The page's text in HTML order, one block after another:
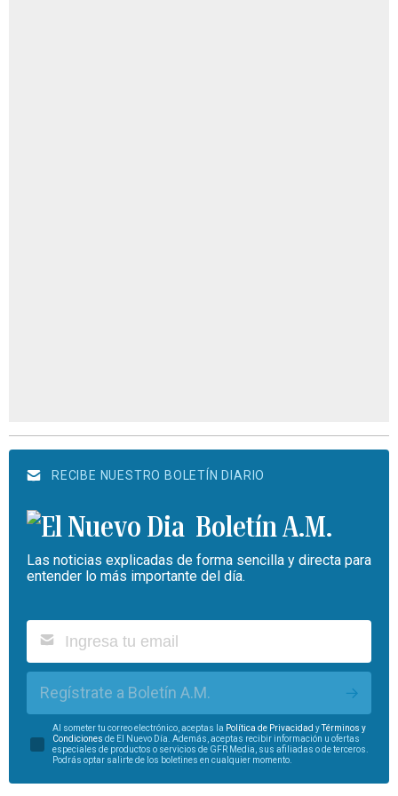
RECIBE NUESTRO BOLETÍN DIARIO
Boletín A.M.
Las noticias explicadas de forma sencilla y directa para
entender lo más importante del día.
Regístrate a Boletín A.M.
Al someter tu correo electrónico, aceptas la Política de Privacidad yTérminos y
Condiciones de El Nuevo Día. Además, aceptas recibir información u ofertas
especiales de productos o servicios de GFR Media, sus afiliadas o de terceros.
Podrás optar salirte de los boletines en cualquier momento.